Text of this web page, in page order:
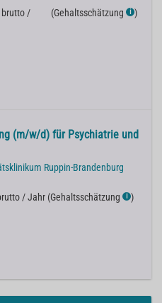
brutto /
(Gehaltsschätzung ℹ )
(m/w/d) für Psychiatrie und
Ruppin-Brandenburg
/ Jahr (Gehaltsschätzung ℹ )